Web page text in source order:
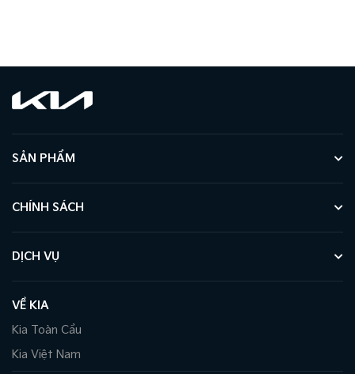
SẢN PHẨM
CHÍNH SÁCH
DỊCH VỤ
VỀ KIA
Kia Toàn Cầu
Kia Việt Nam